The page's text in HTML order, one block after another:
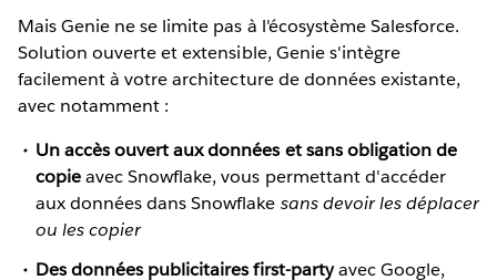
Mais Genie ne se limite pas à l'écosystème Salesforce.
Solution ouverte et extensible, Genie s'intègre
facilement à votre architecture de données existante,
avec notamment :
Un accès ouvert aux données et sans obligation de
copieavec Snowflake, vous permettant d'accéder
aux données dans Snowflake sans devoir les déplacer
ou les copier
Des données publicitaires first-partyavec Google,